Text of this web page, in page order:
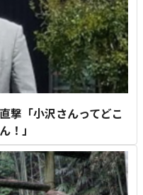
撃「小沢さんってどこ
！」